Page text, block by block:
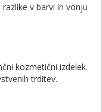
v barvi in vonju
kozmetični izdelek.
trditev.